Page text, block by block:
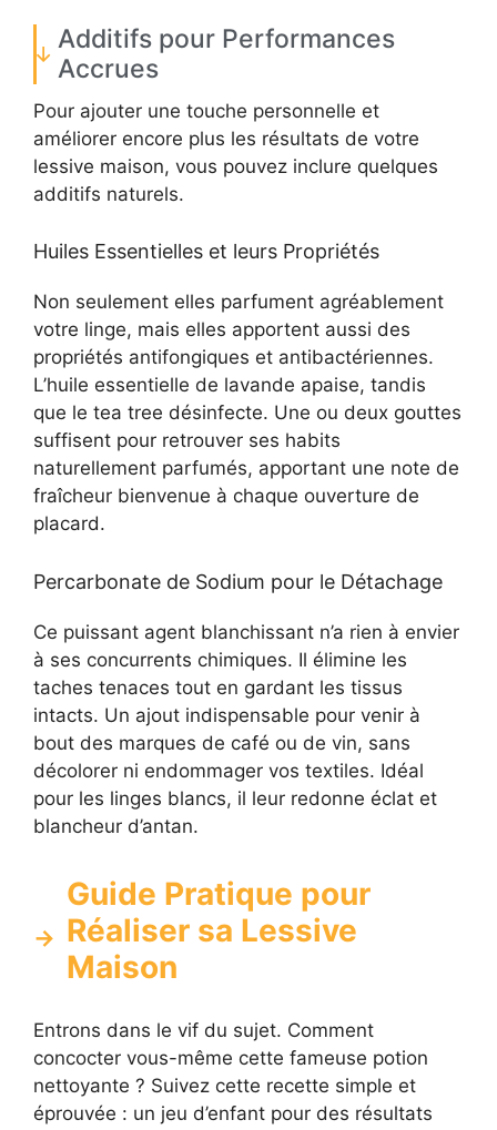
Additifs pour Performances
Accrues
Pour ajouter une touche personnelle et
améliorer encore plus les résultats de votre
lessive maison, vous pouvez inclure quelques
additifs naturels.
Huiles Essentielles et leurs Propriétés
Non seulement elles parfument agréablement
votre linge, mais elles apportent aussi des
propriétés antifongiques et antibactériennes.
L’huile essentielle de lavande apaise, tandis
que le tea tree désinfecte. Une ou deux gouttes
suffisent pour retrouver ses habits
naturellement parfumés, apportant une note de
fraîcheur bienvenue à chaque ouverture de
placard.
Percarbonate de Sodium pour le Détachage
Ce puissant agent blanchissant n’a rien à envier
à ses concurrents chimiques. Il élimine les
taches tenaces tout en gardant les tissus
intacts. Un ajout indispensable pour venir à
bout des marques de café ou de vin, sans
décolorer ni endommager vos textiles. Idéal
pour les linges blancs, il leur redonne éclat et
blancheur d’antan.
Guide Pratique pour
Réaliser sa Lessive
Maison
Entrons dans le vif du sujet. Comment
concocter vous-même cette fameuse potion
nettoyante ? Suivez cette recette simple et
éprouvée : un jeu d’enfant pour des résultats